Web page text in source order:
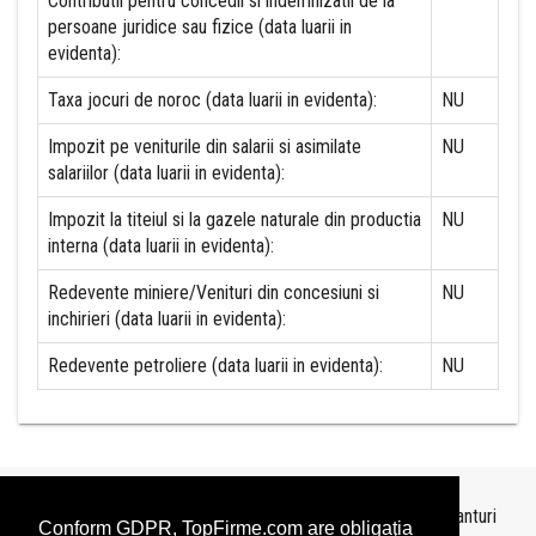
Conform GDPR, TopFirme.com are obligaţia
persoane juridice sau fizice (data luarii in
evidenta):
Taxa jocuri de noroc (data luarii in evidenta): NU
Impozit pe veniturile din salarii si asimilate
salariilor (data luarii in evidenta):
NU
Impozit la titeiul si la gazele naturale din productia
interna (data luarii in evidenta):
NU
Redevente miniere/Venituri din concesiuni si
inchirieri (data luarii in evidenta):
NU
Redevente petroliere (data luarii in evidenta): NU
Topurile sunt realizate deTopFirme
pe baza ultimelor bilanturi